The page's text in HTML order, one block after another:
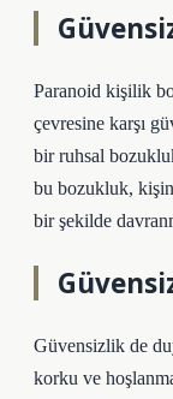
Paranoid kişilik
çevresine karşı
bir ruhsal
bu bozukluk,
bir şekilde
Güvensizlik de
korku ve